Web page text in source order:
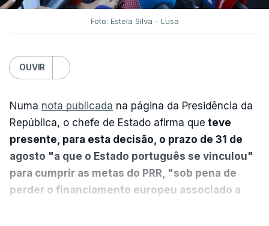
Foto: Estela Silva - Lusa
OUVIR
Numa nota publicada na página da Presidência da
República, o chefe de Estado afirma que teve
presente, para esta decisão, o prazo de 31 de
agosto "a que o Estado português se vinculou"
para cumprir as metas do PRR, "sob pena de
perder o financiamento europeu associado a